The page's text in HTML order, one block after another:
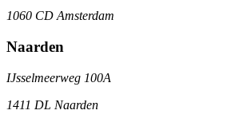
1060 CD Amsterdam
Naarden
IJsselmeerweg 100A
1411 DL Naarden